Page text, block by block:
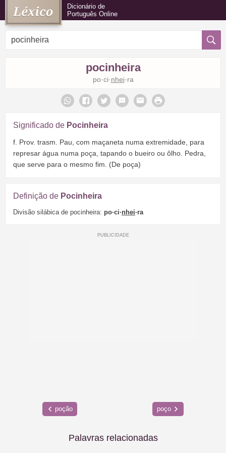
Dicionário de
Português Online
pocinheira
po·ci·nhei·ra
Significado de Pocinheira
f. Prov. trasm. Pau, com maçaneta numa extremidade, para
represar água numa poça, tapando o bueiro ou ôlho. Pedra,
que serve para o mesmo fim. (De poça)
Definição de Pocinheira
Divisão silábica de pocinheira: po·ci·nhei·ra
poção poço
Palavras relacionadas